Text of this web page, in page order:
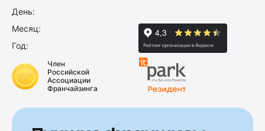
День:
Месяц:
Год:
Член
Российской
Ассоциации
Франчайзинга